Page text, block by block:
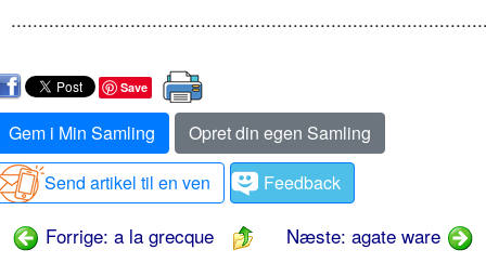
Save
Gem i Min Samling
Opret din egen Samling
Send artikel til en ven
Feedback
Forrige: a la grecque
Næste: agate ware